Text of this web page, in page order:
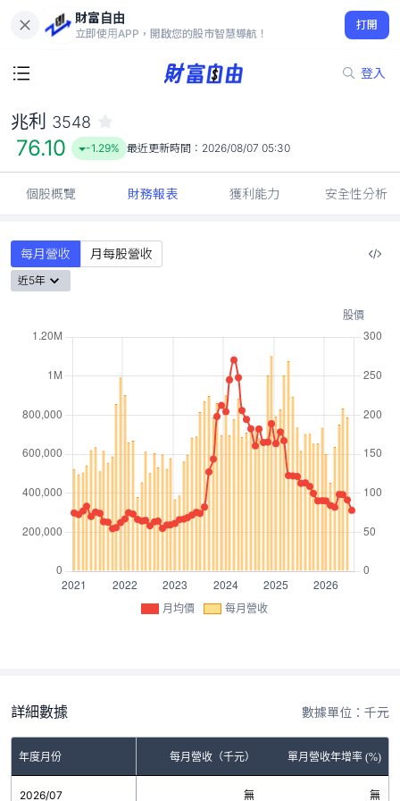
財富自由
立即使用APP，開啟您的股市智慧導航！
打開
登入
76.10
-1.29%
兆利 3548
76.10 -1.29% 最近更新時間： 2026/08/07 05:30
個股概覽 財務報表 獲利能力 安全性分析
每月營收 月每股營收
近5年
月均價 每月營收
詳細數據 數據單位：千元
年度月份 每月營收（千元） 單月營收年增率 (%)
2026/07 無 無